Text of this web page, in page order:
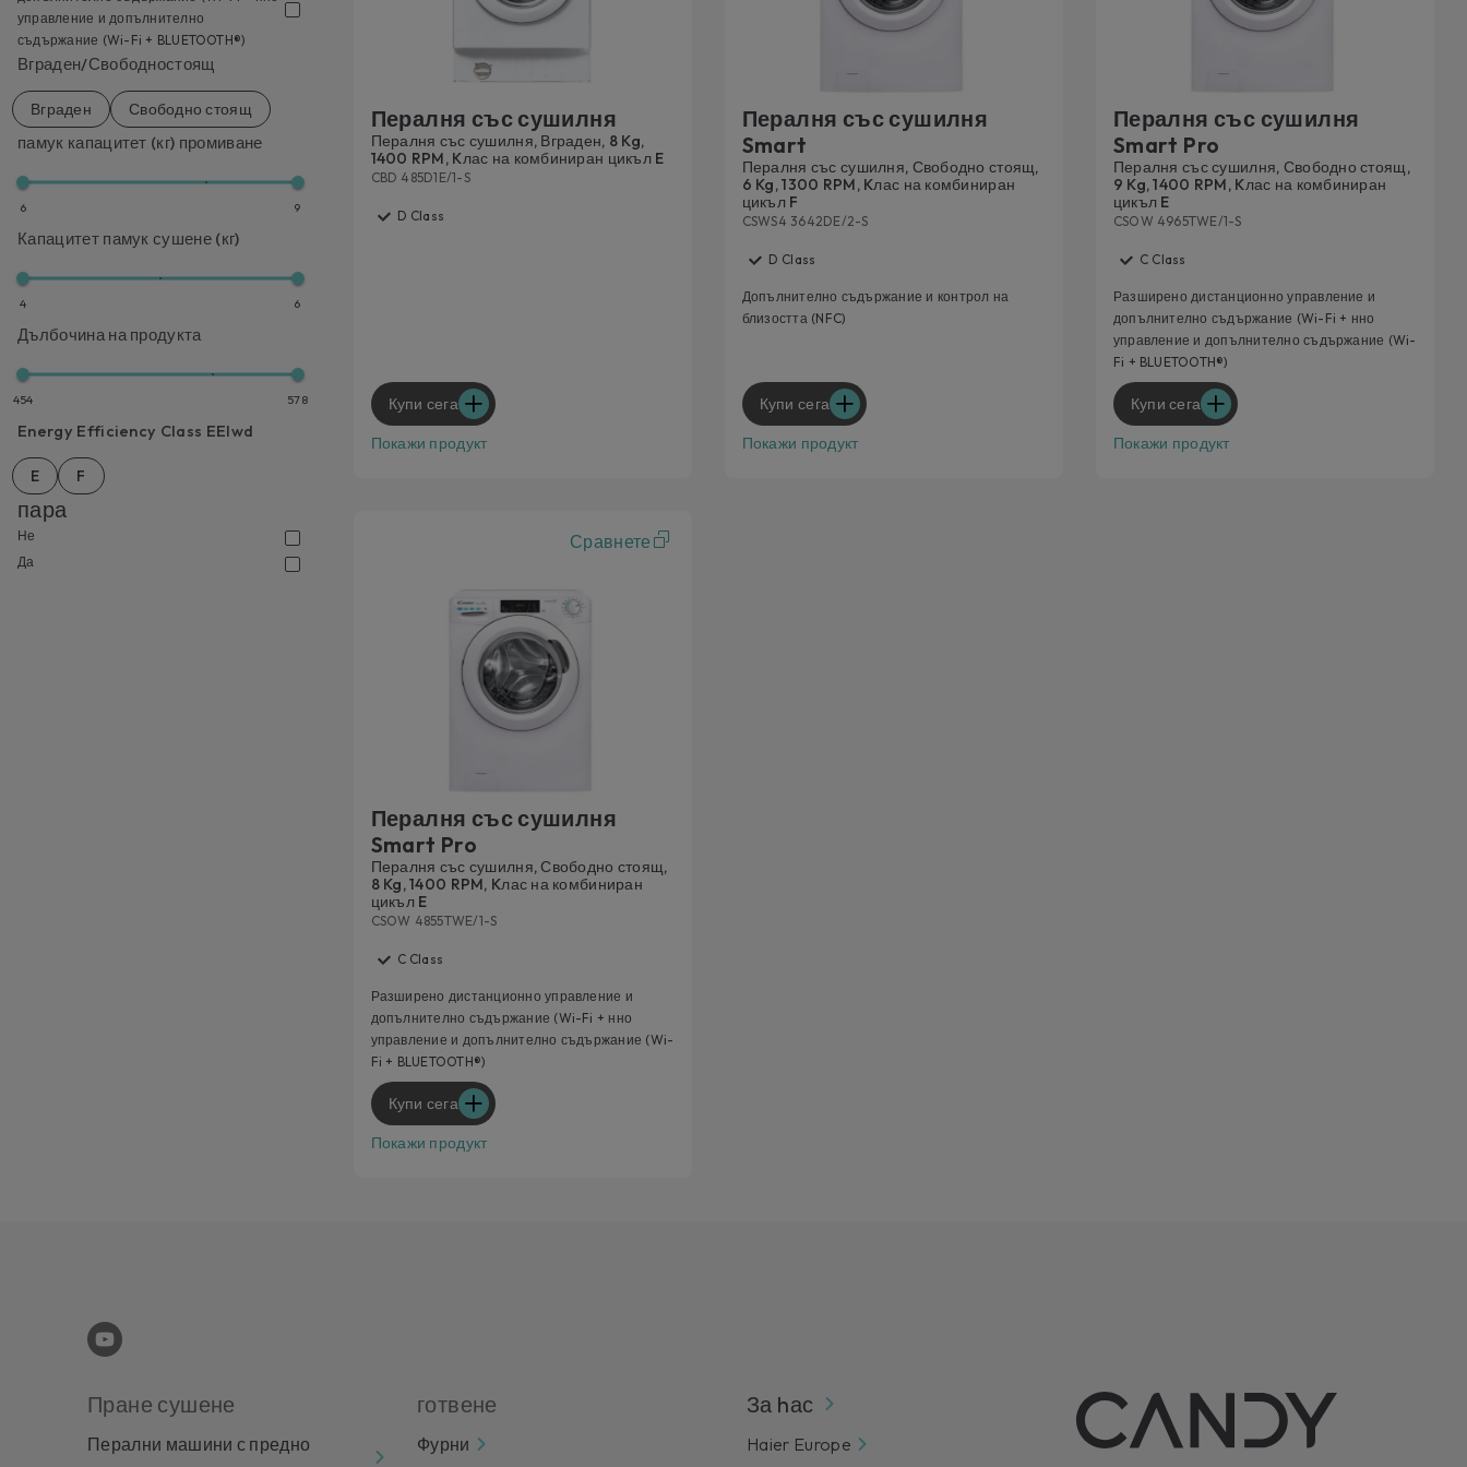
управление и допълнително
съдържание (Wi-Fi + BLUETOOTH®)
Вграден/Свободностоящ
Вграден Свободно стоящ
памук капацитет (кг) промиване
6 9
Капацитет памук сушене (кг)
4 6
Дълбочина на продукта
454 578
Energy Efficiency Class EEIwd
E F
пара
Не
Да
Пералня със сушилня
Пералня със сушилня, Вграден, 8 Kg,
1400 RPM, Kлас на комбиниран цикъл E
CBD 485D1E/1-S
D Class
Купи сега
Покажи продукт
Пералня със сушилня
Smart
Пералня със сушилня, Свободно стоящ,
6 Kg, 1300 RPM, Kлас на комбиниран
цикъл F
CSWS4 3642DE/2-S
D Class
Допълнително съдържание и контрол на
близостта (NFC)
Купи сега
Покажи продукт
Пералня със сушилня
Smart Pro
Пералня със сушилня, Свободно стоящ,
9 Kg, 1400 RPM, Kлас на комбиниран
цикъл E
CSOW 4965TWE/1-S
C Class
Разширено дистанционно управление и
допълнително съдържание (Wi-Fi + нно
управление и допълнително съдържание (Wi-
Fi + BLUETOOTH®)
Купи сега
Покажи продукт
Сравнете
Пералня със сушилня
Smart Pro
Пералня със сушилня, Свободно стоящ,
8 Kg, 1400 RPM, Kлас на комбиниран
цикъл E
CSOW 4855TWE/1-S
C Class
Разширено дистанционно управление и
допълнително съдържание (Wi-Fi + нно
управление и допълнително съдържание (Wi-
Fi + BLUETOOTH®)
Купи сега
Покажи продукт
Пране сушене
Перални машини с предно
готвене
Фурни
За hас
Haier Europe